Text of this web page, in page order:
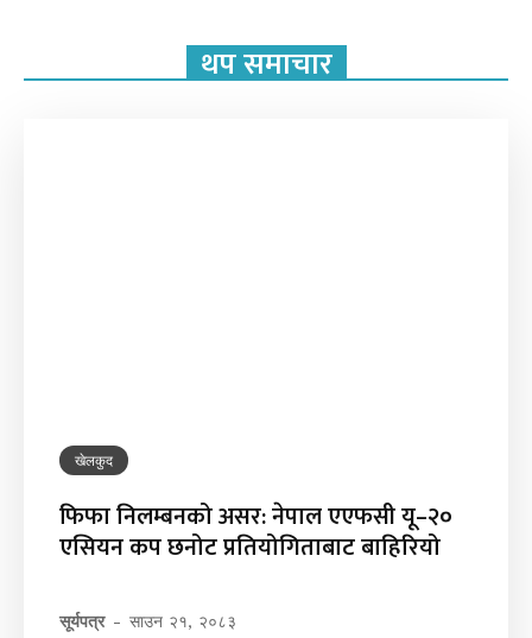
थप समाचार
खेलकुद
फिफा निलम्बनको असर: नेपाल एएफसी यू–२०
एसियन कप छनोट प्रतियोगिताबाट बाहिरियो
सूर्यपत्र - साउन २१, २०८३